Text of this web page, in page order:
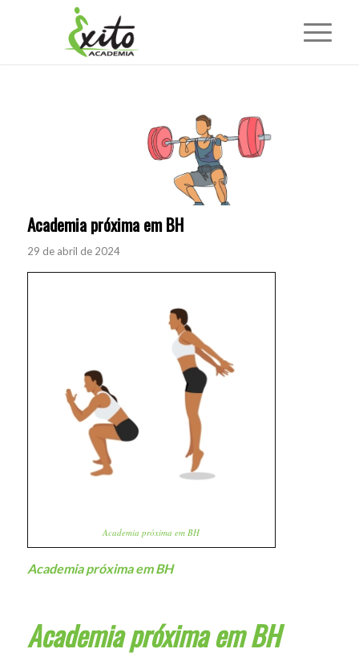
Academia próxima em BH
29 de abril de 2024
Academia próxima em BH
Academia próxima em BH
Academia próxima em BH